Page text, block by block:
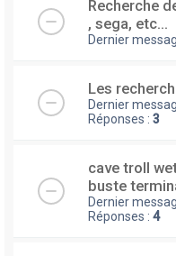
Recherche
, sega, etc...
Dernier
Les
Dernier
Réponses : 3
cave troll
buste
Dernier
Réponses : 4